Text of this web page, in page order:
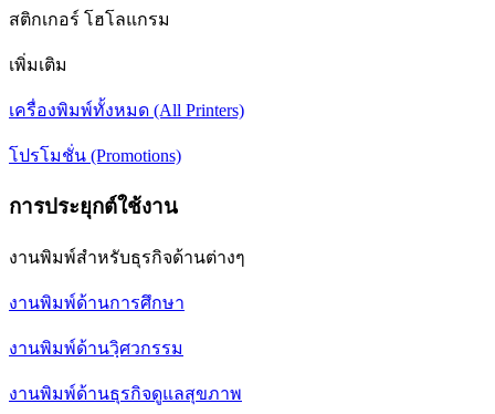
สติกเกอร์ โฮโลแกรม
เพิ่มเติม
เครื่องพิมพ์ทั้งหมด (All Printers)
โปรโมชั่น (Promotions)
การประยุกต์ใช้งาน
งานพิมพ์สำหรับธุรกิจด้านต่างๆ
งานพิมพ์ด้านการศึกษา
งานพิมพ์ด้านวฺิศวกรรม
งานพิมพ์ด้านธุรกิจดูแลสุขภาพ